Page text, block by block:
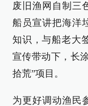
废旧渔网自制三
船员宣讲把海洋
知识，与船老大
宣传带动下，长
拾荒”项目。
为更好调动渔民